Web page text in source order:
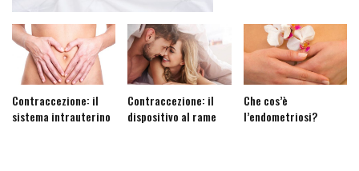
Contraccezione: il
sistema intrauterino
Contraccezione: il
dispositivo al rame
Che cos’è
l’endometriosi?